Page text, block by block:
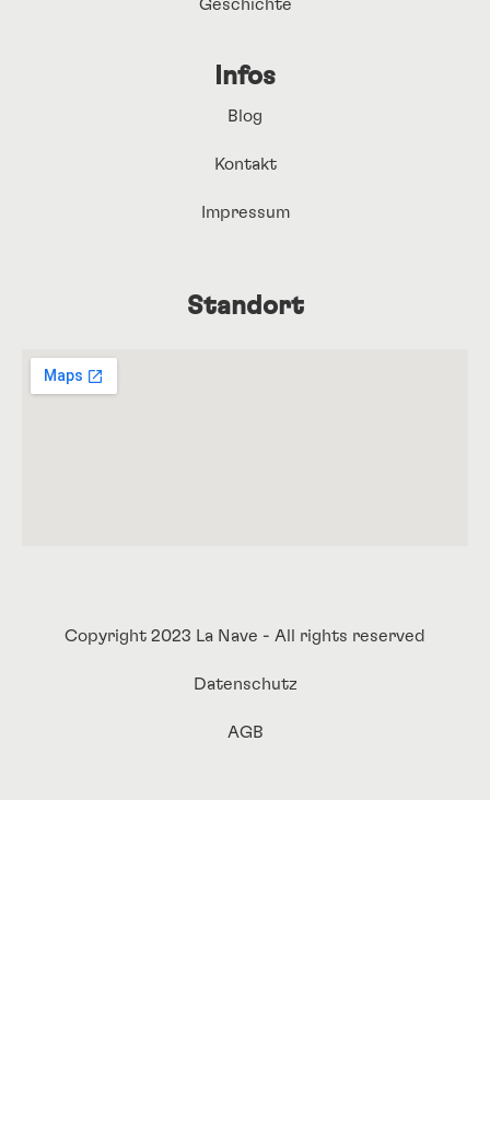
Geschichte
Infos
Blog
Kontakt
Impressum
Standort
Copyright 2023 La Nave - All rights reserved
Datenschutz
AGB